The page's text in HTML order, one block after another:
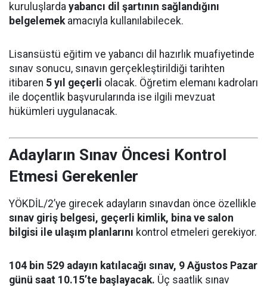
kuruluşlarda yabancı dil şartının sağlandığını
belgelemekamacıyla kullanılabilecek.
Lisansüstü eğitim ve yabancı dil hazırlık muafiyetinde
sınav sonucu, sınavın gerçekleştirildiği tarihten
itibaren 5 yıl geçerli olacak. Öğretim elemanı kadroları
ile doçentlik başvurularında ise ilgili mevzuat
hükümleri uygulanacak.
Adayların Sınav Öncesi Kontrol
Etmesi Gerekenler
YÖKDİL/2’ye girecek adayların sınavdan önce özellikle
sınav giriş belgesi, geçerli kimlik, bina ve salon
bilgisi ile ulaşım planlarını kontrol etmeleri gerekiyor.
104 bin 529 adayın katılacağı sınav, 9 Ağustos Pazar
günü saat 10.15’te başlayacak. Üç saatlik sınav